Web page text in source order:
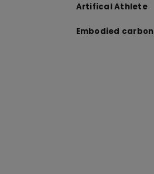
Artifical Athlete
Embodied carbon